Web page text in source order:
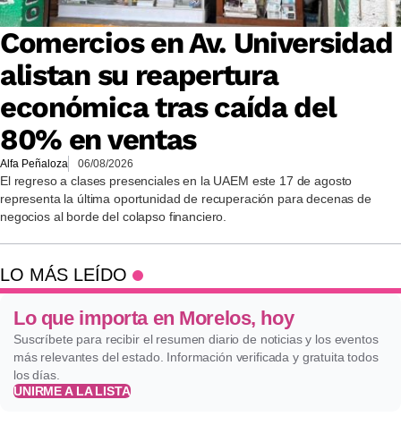
Comercios en Av. Universidad
alistan su reapertura
económica tras caída del
80% en ventas
Alfa Peñaloza 06/08/2026
El regreso a clases presenciales en la UAEM este 17 de agosto
representa la última oportunidad de recuperación para decenas de
negocios al borde del colapso financiero.
LO MÁS LEÍDO
Lo que importa en Morelos, hoy
Suscríbete para recibir el resumen diario de noticias y los eventos
más relevantes del estado. Información verificada y gratuita todos
los días.
UNIRME A LA LISTA